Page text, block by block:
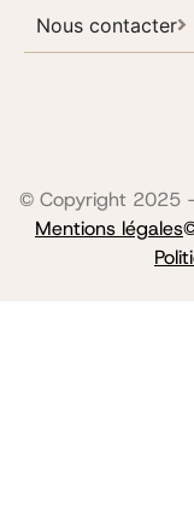
Nous contacter
© Copyright 2025
Mentions légales